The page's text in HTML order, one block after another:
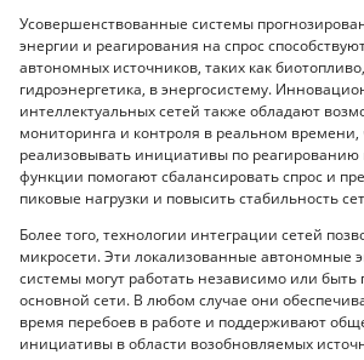
Усовершенствованные системы
энергии и реагирования на спрос
автономных источников, таких как
гидроэнергетика, в энергосистему.
интеллектуальных сетей также обладают
мониторинга и контроля в реальном времени,
реализовывать инициативы по реагированию
функции помогают сбалансировать спрос и
пиковые нагрузки и повысить стабильность
Более того, технологии интеграции сетей
микросети. Эти локализованные автономные
системы могут работать независимо или
основной сети. В любом случае они
время перебоев в работе и поддерживают
инициативы в области возобновляемых